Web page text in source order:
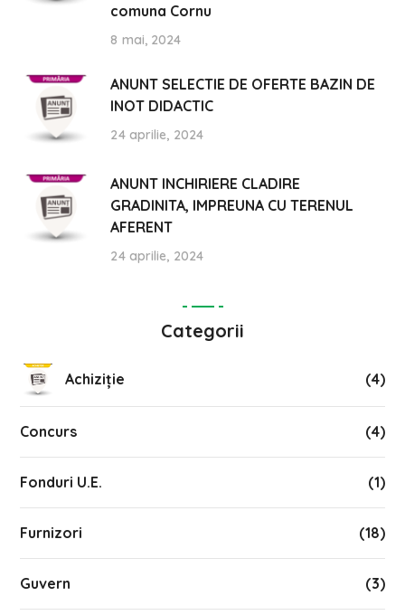
comuna Cornu
8 mai, 2024
ANUNT SELECTIE DE OFERTE BAZIN DE
INOT DIDACTIC
24 aprilie, 2024
ANUNT INCHIRIERE CLADIRE
GRADINITA, IMPREUNA CU TERENUL
AFERENT
24 aprilie, 2024
Categorii
Achiziție (4)
Concurs (4)
Fonduri U.E. (1)
Furnizori (18)
Guvern (3)